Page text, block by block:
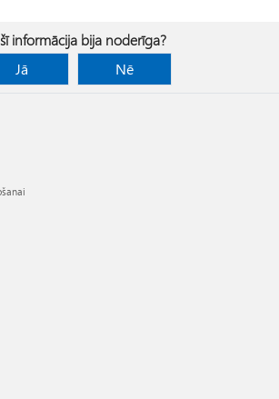
informācija bija noderīga?
Jā
Nē